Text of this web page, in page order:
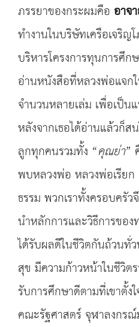
ภรรยาของกระผมคืออาจ
ทำงานในบริษัทเครือเจริ
บริหารโครงการทุนการศึ
อ่านหนังสือที่หลวงพ่อแจก
จำนวนหลายเล่ม เพื่อเป็
หลังจากเธอได้อ่านแล้วก็ส
ลูกทุกคนรวมทั้ง “คุณย่า”
พบหลวงพ่อ หลวงพ่อเรียก
ธรรม พวกเราทั้งครอบครั
นำหลักการและวิธีการขอ
ได้รับผลดีในชีวิตกันถ้วนทั่
สุข มีความก้าวหน้าในชีวิ
รับการศึกษาดีตามที่เขาตั้ง
คณะรัฐศาสตร์ จุฬาลงกร